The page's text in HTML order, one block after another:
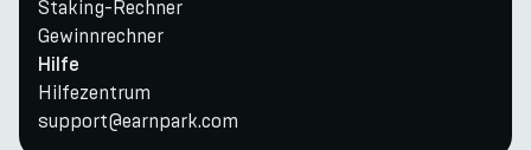
Staking-Rechner
Gewinnrechner
Hilfe
Hilfezentrum
support@earnpark.com